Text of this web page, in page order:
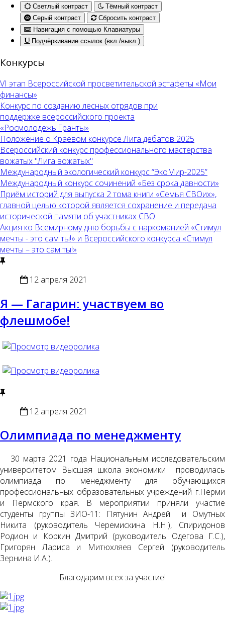
Светлый контраст
Тёмный контраст
Серый контраст
Сбросить контраст
Навигация с помощью Клавиатуры
Подчёркивание ссылок (вкл./выкл.)
Конкурсы
VI этап Всероссийской просветительской эстафеты «Мои
финансы»
Конкурс по созданию лесных отрядов при
поддержке всероссийского проекта
«Росмолодежь.Гранты»
Положение о Краевом конкурсе Лига дебатов 2025
Всероссийский конкурс профессионального мастерства
вожатых "Лига вожатых"
Международный экологический конкурс “ЭкоМир-2025”
Международный конкурс сочинений «Без срока давности»
Приём историй для выпуска 2 тома книги «Семья СВОих»,
главной целью которой является сохранение и передача
исторической памяти об участниках СВО
Акция ко Всемирному дню борьбы с наркоманией «Стимул
мечты - это сам ты!» и Всероссийского конкурса «Стимул
мечты – это сам ты!»
12 апреля 2021
Я — Гагарин: участвуем во
флешмобе!
12 апреля 2021
Олимпиада по менеджменту
30 марта 2021 года Национальным исследовательским
университетом Высшая школа экономики проводилась
олимпиада по менеджменту для обучающихся
профессиональных образовательных учреждений г.Перми
и Пермского края. В мероприятии приняли участие
студенты группы ЗИО-11: Пятунин Андрей и Омутных
Никита (руководитель Черемискина Н.Н.), Спиридонов
Родион и Коркин Дмитрий (руководитель Одегова Г.С.),
Григорян Лариса и Митюхляев Сергей (руководитель
Зернина И.А.).
Благодарим всех за участие!